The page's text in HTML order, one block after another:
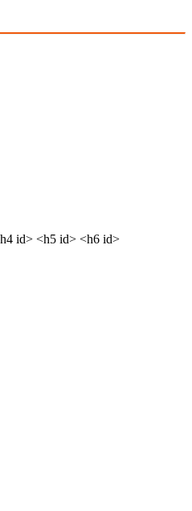
id> <h5 id> <h6 id>